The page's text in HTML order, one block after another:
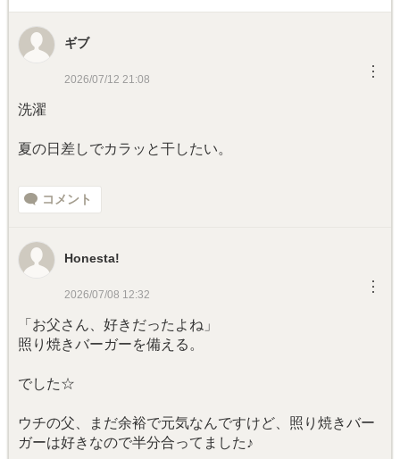
ギブ
2026/07/12 21:08 ︙
洗濯
夏の日差しでカラッと干したい。
コメント
Honesta!
2026/07/08 12:32 ︙
「お父さん、好きだったよね」
照り焼きバーガーを備える。
でした☆
ウチの父、まだ余裕で元気なんですけど、照り焼きバー
ガーは好きなので半分合ってました♪